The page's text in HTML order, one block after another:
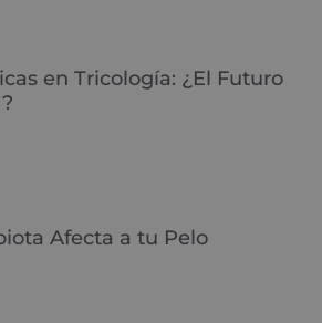
en Tricología: ¿El Futuro
Afecta a tu Pelo